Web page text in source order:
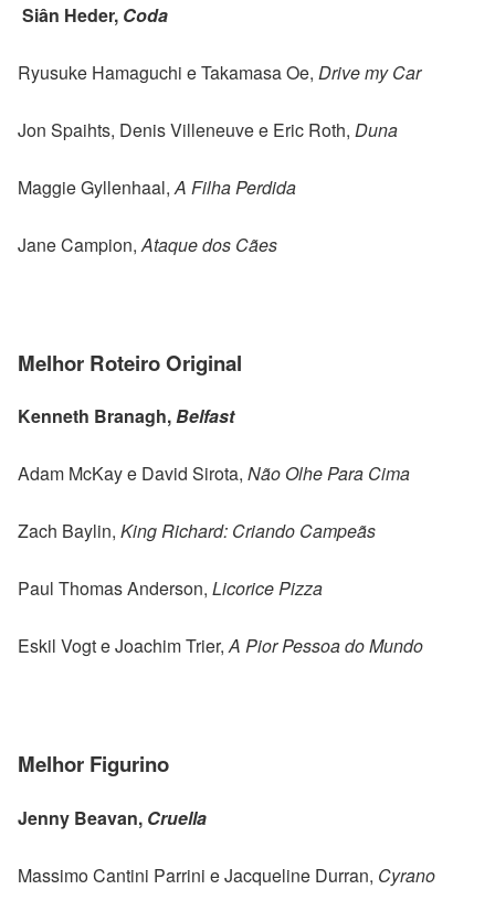
Siân Heder, Coda
Ryusuke Hamaguchi e Takamasa Oe, Drive my Car
Jon Spaihts, Denis Villeneuve e Eric Roth, Duna
Maggie Gyllenhaal,A Filha Perdida
Jane Campion,Ataque dos Cães
Melhor Roteiro Original
Kenneth Branagh,Belfast
Adam McKay e David Sirota, Não Olhe Para Cima
Zach Baylin, King Richard: Criando Campeãs
Paul Thomas Anderson, Licorice Pizza
Eskil Vogt e Joachim Trier,A Pior Pessoa do Mundo
Melhor Figurino
Jenny Beavan, Cruella
Massimo Cantini Parrini e Jacqueline Durran, Cyrano